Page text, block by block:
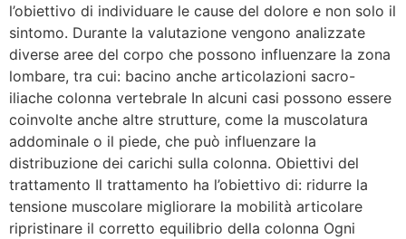
l’obiettivo di individuare le cause del dolore e non solo il
sintomo. Durante la valutazione vengono analizzate
diverse aree del corpo che possono influenzare la zona
lombare, tra cui: bacino anche articolazioni sacro-
iliache colonna vertebrale In alcuni casi possono essere
coinvolte anche altre strutture, come la muscolatura
addominale o il piede, che può influenzare la
distribuzione dei carichi sulla colonna. Obiettivi del
trattamento Il trattamento ha l’obiettivo di: ridurre la
tensione muscolare migliorare la mobilità articolare
ripristinare il corretto equilibrio della colonna Ogni